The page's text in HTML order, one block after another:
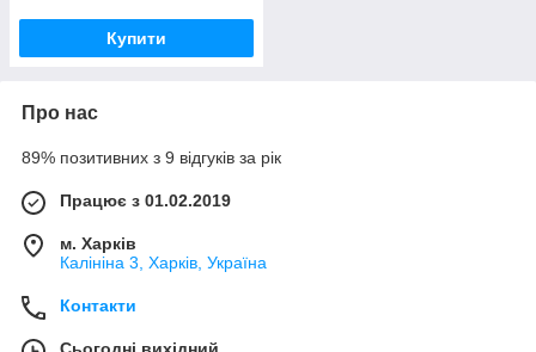
Купити
Про нас
89% позитивних з 9 відгуків за рік
Працює з 01.02.2019
м. Харків
Калініна 3, Харків, Україна
Контакти